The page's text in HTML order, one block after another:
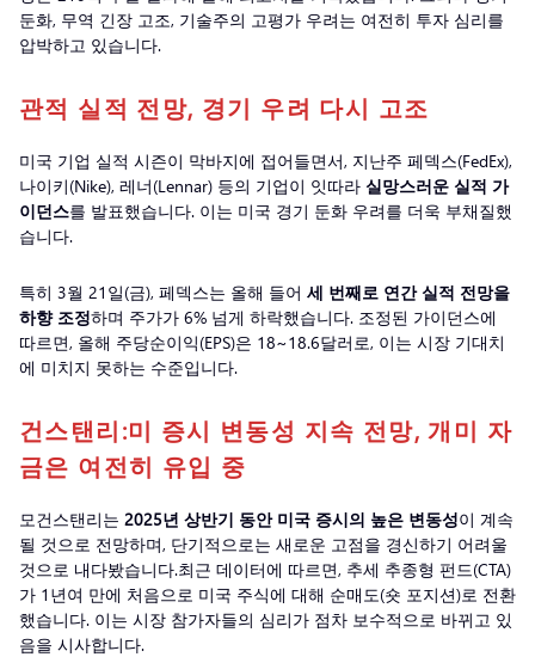
둔화, 무역 긴장 고조, 기술주의 고평가 우려는 여전히 투자 심리를
압박하고 있습니다.
관적 실적 전망, 경기 우려 다시 고조
미국 기업 실적 시즌이 막바지에 접어들면서, 지난주 페덱스(FedEx),
나이키(Nike), 레너(Lennar) 등의 기업이 잇따라 실망스러운 실적 가
이던스를 발표했습니다. 이는 미국 경기 둔화 우려를 더욱 부채질했
습니다.
특히 3월 21일(금), 페덱스는 올해 들어 세 번째로 연간 실적 전망을
하향 조정하며 주가가 6% 넘게 하락했습니다. 조정된 가이던스에
따르면, 올해 주당순이익(EPS)은 18~18.6달러로, 이는 시장 기대치
에 미치지 못하는 수준입니다.
건스탠리:미 증시 변동성 지속 전망, 개미 자
금은 여전히 유입 중
모건스탠리는 2025년 상반기 동안 미국 증시의 높은 변동성이 계속
될 것으로 전망하며, 단기적으로는 새로운 고점을 경신하기 어려울
것으로 내다봤습니다.최근 데이터에 따르면, 추세 추종형 펀드(CTA)
가 1년여 만에 처음으로 미국 주식에 대해 순매도(숏 포지션)로 전환
했습니다. 이는 시장 참가자들의 심리가 점차 보수적으로 바뀌고 있
음을 시사합니다.